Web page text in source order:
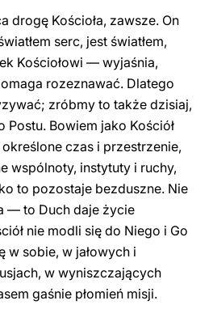
drogę Kościoła, zawsze. On
serc, jest światłem,
Kościołowi — wyjaśnia,
rozeznawać. Dlatego
zróbmy to także dzisiaj,
Bowiem jako Kościół
czas i przestrzenie,
wspólnoty, instytuty i ruchy,
to pozostaje bezduszne. Nie
— to Duch daje życie
nie modli się do Niego i Go
w sobie, w jałowych i
w wyniszczających
gaśnie płomień misji.